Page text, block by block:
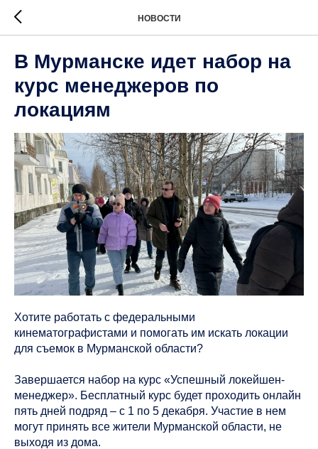
НОВОСТИ
В Мурманске идет набор на
курс менеджеров по
локациям
Хотите работать с федеральными
кинематографистами и помогать им искать локации
для съемок в Мурманской области?
Завершается набор на курс «Успешный локейшен-
менеджер». Бесплатный курс будет проходить онлайн
пять дней подряд – с 1 по 5 декабря. Участие в нем
могут принять все жители Мурманской области, не
выходя из дома.